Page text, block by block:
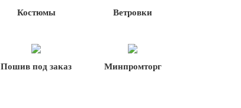
Костюмы Ветровки
Пошив под заказ Минпромторг